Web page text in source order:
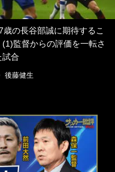
歳の長谷部誠に期待するこ
(1)監督からの評価を一転さ
試合
後藤健生